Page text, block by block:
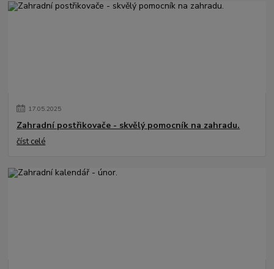
17.05.2025
Zahradní postřikovače - skvělý pomocník na zahradu.
číst celé